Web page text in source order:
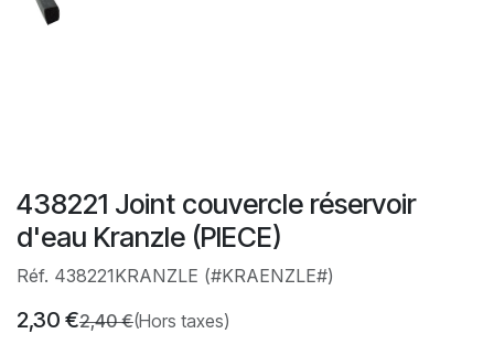
438221 Joint couvercle réservoir
d'eau Kranzle (PIECE)
Réf. 438221KRANZLE (#KRAENZLE#)
2,30 €2,40€(Hors taxes)